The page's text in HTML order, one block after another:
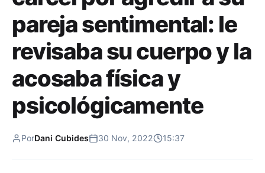
QUIÉNES SOMOS
CONTACTO
SUSCRÍBETE
pareja sentimental: le
revisaba su cuerpo y la
acosaba física y
psicológicamente
PorDani Cubides 30 Nov, 2022 15:37